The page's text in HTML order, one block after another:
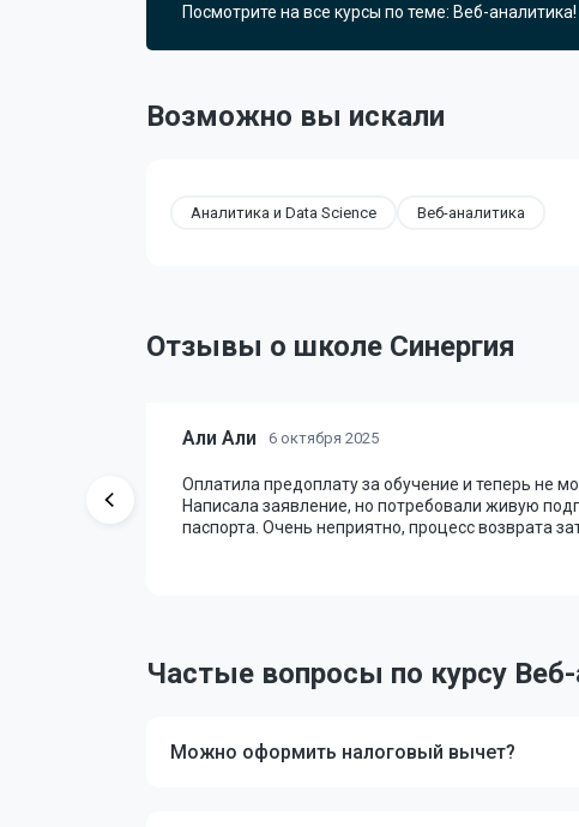
Посмотрите на все курсы по теме: Веб-аналитика!
Возможно вы искали
Аналитика и Data Science Веб-аналитика
Отзывы о школе Синергия
Али Али 6 октября 2025
Оплатила предоплату за обучение и теперь не
Написала заявление, но потребовали живую
паспорта. Очень неприятно, процесс возврата
Частые вопросы по курсу
Можно оформить налоговый вычет?